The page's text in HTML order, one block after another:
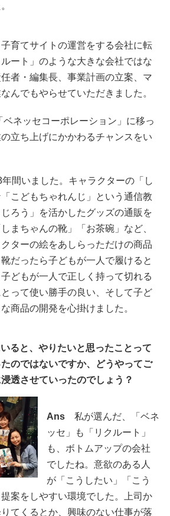
育てサイトの運営をする会社に転
ート」のような大きな会社ではな
者・編集長、事業計画の立案、マ
んでもやらせていただきました。
ネッセコーポレーション」に移っ
立ち上げにかかわるチャンスをい
年間いました。キャラクターの「し
こどもちゃれんじ」という通信教
ろう」を活かしたグッズの通販を
まちゃんの靴」「お茶碗」など、
ターの絵をあしらっただけの商品
だったら子どもが一人で履けると
どもが一人で正しく持って切れる
って使い勝手の良い、そして子ど
商品の開発を心掛けました。
ると、やりたいと思ったことって
のではないですか、どうやってご
透させていったのでしょう？
Ans 私が選んだ、「ベネ
ッセ」も「リクルート」
も、ボトムアップの会社
でしたね。意欲のある人
が「こうしたい」「こう
案をしやすい環境でした。上司か
てくるとか、興味のない仕事が落